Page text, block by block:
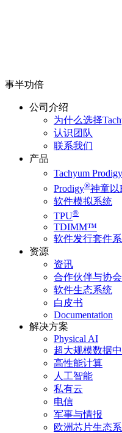
事半功倍
公司介绍
为什么选择
认识团队
联系我们
产品
Tachyum Prodigy
Prodigy®神童以
软件模拟系统
TPU®
TDIMM™
软件发行套件
资源
资讯
合作伙伴与协会
软件生态系统
白皮书
Documentation
解决方案
Physical AI
超大规模数据
高性能计算
人工智能
私有云
电信
军事与情报
欧洲芯片生态